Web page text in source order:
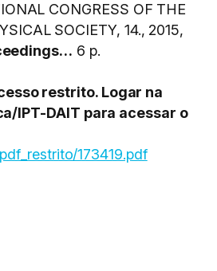
CONGRESS OF THE
SOCIETY, 14., 2015,
6 p.
restrito. Logar na
IPT-DAIT para acessar o
173419.pdf